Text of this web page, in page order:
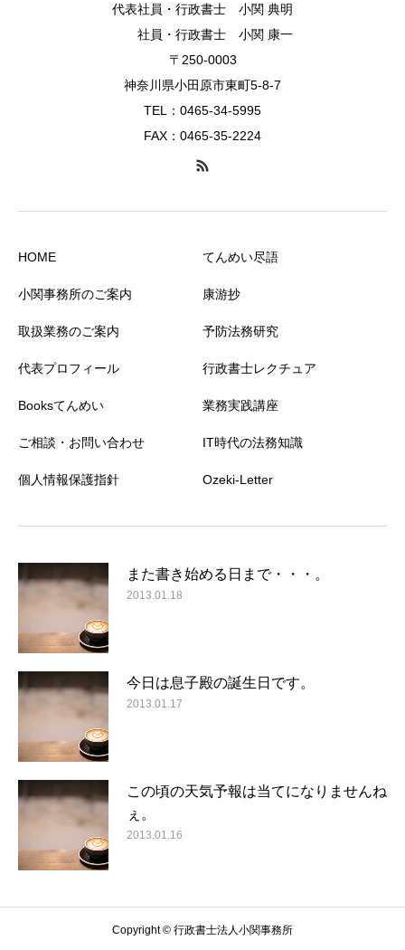
代表社員・行政書士 小関 典明
社員・行政書士 小関 康一
〒250-0003
神奈川県小田原市東町5-8-7
TEL：0465-34-5995
FAX：0465-35-2224
HOME
小関事務所のご案内
取扱業務のご案内
代表プロフィール
Booksてんめい
ご相談・お問い合わせ
個人情報保護指針
てんめい尽語
康游抄
予防法務研究
行政書士レクチュア
業務実践講座
IT時代の法務知識
Ozeki-Letter
また書き始める日まで・・・。
2013.01.18
今日は息子殿の誕生日です。
2013.01.17
この頃の天気予報は当てになりませんね
ぇ。
2013.01.16
Copyright © 行政書士法人小関事務所